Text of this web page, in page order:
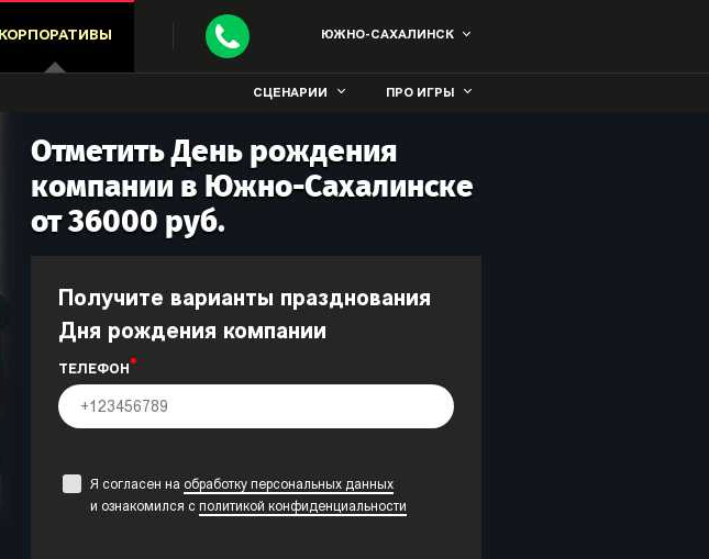
КОРПОРАТИВЫ ЮЖНО-САХАЛИНСК
СЦЕНАРИИ ПРО ИГРЫ
Отметить День рождения
компании в Южно-Сахалинске
от 36000 руб.
Получите варианты празднования
Дня рождения компании
ТЕЛЕФОН
Я согласен на обработку персональных данных
и ознакомился с политикой конфиденциальности